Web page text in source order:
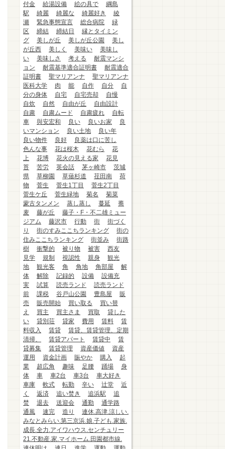
付金
給湯設備 絵の具で
綱島
駅
綺麗 綺麗な 綺麗好き
綾
瀬
緊急事態宣言 総合病院
緑
区
締結 締結日
縁とタイミン
グ
美しが丘 美しが丘公園
美し
が丘西
美しく 美味い
美味し
い
美味しさ 考える
耐震マンシ
ョン
耐震基準適合証明書
耐震適合
証明書
聖マリアンナ
聖マリアンナ
医科大学
肉 能 自作 自分
自
分の身体
自宅 自宅売却
自慢
自炊
自然 自由が丘
自由設計
自粛
自粛ムード 自粛疲れ
自転
車
與安宏和 良い 良いお家
良
いマンション
良い土地
良い年
良い物件
良好
良薬は口に苦し
色んな事
花は桜木 花むら
花
上
花博 花火の見える家
花見
苔
苦労 英会話 茅ヶ崎市
茨城
県
草柳園 草薙杉道 荏田南
荷
物
菅生 菅生1丁目
菅生2丁目
菅生ケ丘
菅生緑地 菊名
菊菜
蒙古タンメン
蒸し蒸し 蔓延
蕎
麦
藤が丘
藤子・F・不二雄ミュー
ジアム
藤沢市 行動 街
街づく
り
街のすみここちランキング
街の
住みここちランキング
街並み
街路
樹
衝撃的 被り物 被害
西友
見学
規制 視認性 親身
観光
地
観光客 角 角地 角部屋
解
体
解除 記録的 設備
設備充
実
試算 読売ランド
読売ランド
前
課税 谷戸山公園 豊島屋
販
売
販売開始 買い取る
買い替
え
買主 買主さま 買取
貸した
い
貸別荘 貸家 費用 賃料
賃
料収入
賃貸
賃貸、賃貸管理、定期
清掃、
賃貸アパート 賃貸中
賃
貸募集
賃貸管理 資産価値
資産
運用
資金計画 賑やか 購入
起
業
超広角 趣味 足腰 踊場
身
体
車 車2台 車3台
車大好き
車庫
軟式 転勤 辛い 辻堂
近
く
返済 追い焚き 追浜駅
追
焚
退去 送迎会 通勤
通学路
通風
速完 造り
連休.高津.涼しい.
みなとみらい.第三京浜.娘.子ども.家族.
成長.全力.アイワハウス.センチュリー
21.不動産.家.マイホーム.田園都市線.